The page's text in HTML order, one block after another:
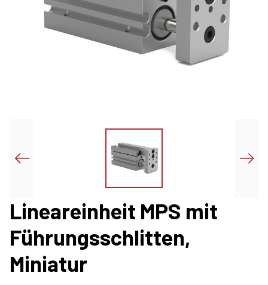
Lineareinheit MPS mit
Führungsschlitten,
Miniatur